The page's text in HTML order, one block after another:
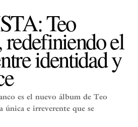
Teo
el
identidad y
es el nuevo álbum de Teo
única e irreverente que se